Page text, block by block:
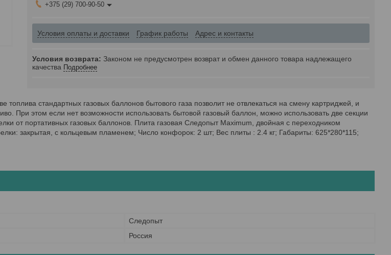
+375 (29) 700-90-50
Условия оплаты и доставки График работы Адрес и контакты
Законом не предусмотрен возврат и обмен данного товара надлежащего
качества Подробнее
топлива стандартных газовых баллонов бытового газа позволит не отвлекаться на смену картриджей, и
При этом если нет возможности использовать бытовой газовый баллон, можно использовать две секции
от портативных газовых баллонов. Плита газовая Следопыт Maximum, двойная с переходником
закрытая, с кольцевым пламенем; Число конфорок: 2 шт; Вес плиты : 2.4 кг; Габариты: 625*280*115;
Следопыт
Россия